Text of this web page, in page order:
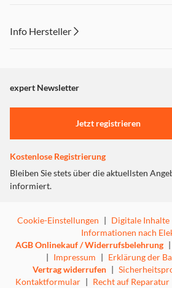
Info Hersteller
"Marketing".
Einstellungen anpassen
expert Newsletter
Jetzt registrieren
Kostenlose Registrierung
Bleiben Sie stets über die aktuellsten
informiert.
Cookie-Einstellungen | Digitale Inhalte
Informationen nach
AGB Onlinekauf / Widerrufsbelehrung |
| Impressum | Erklärung der
Vertrag widerrufen |
Kontaktformular | Recht auf Reparatur